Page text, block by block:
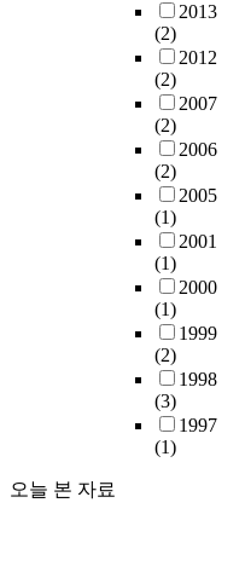
2013
(2)
2012
(2)
2007
(2)
2006
(2)
2005
(1)
2001
(1)
2000
(1)
1999
(2)
1998
(3)
1997
(1)
오늘 본 자료